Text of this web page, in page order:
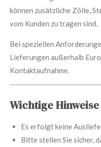
können zusätzliche Zölle,
vom Kunden zu tragen sind.
Bei speziellen
Lieferungen außerhalb
Kontaktaufnahme.
Wichtige Hinweise
Es erfolgt keine
Bitte stellen Sie sicher,